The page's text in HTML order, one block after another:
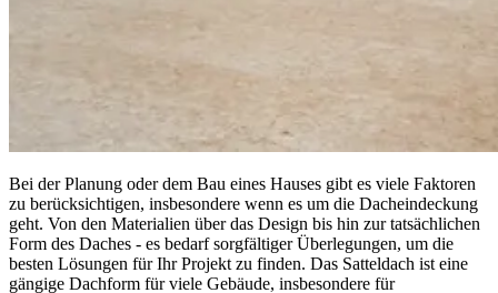
Bei der Planung oder dem Bau eines Hauses gibt es viele Faktoren
zu berücksichtigen, insbesondere wenn es um die Dacheindeckung
geht. Von den Materialien über das Design bis hin zur tatsächlichen
Form des Daches - es bedarf sorgfältiger Überlegungen, um die
besten Lösungen für Ihr Projekt zu finden. Das Satteldach ist eine
gängige Dachform für viele Gebäude, insbesondere für